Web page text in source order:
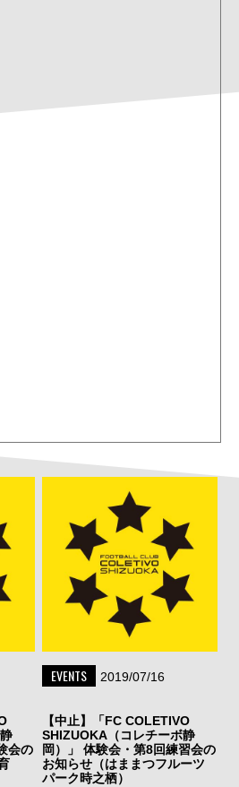
会の
EVENTS 2019/07/16
【中止】「FC COLETIVO
SHIZUOKA（コレチーボ静
岡）」 体験会・第8回練習会の
お知らせ（はままつフルーツ
パーク時之栖）